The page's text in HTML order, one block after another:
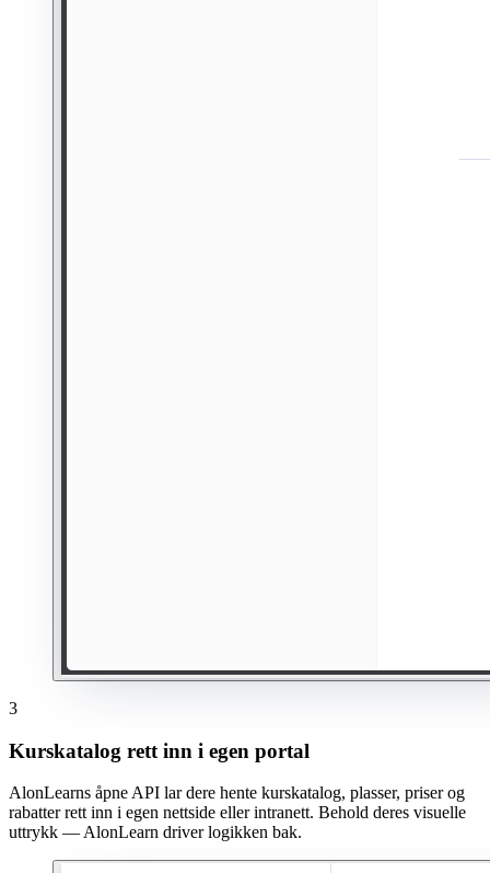
3
Kurskatalog rett inn i egen portal
AlonLearns åpne API lar dere hente kurskatalog, plasser, priser og
rabatter rett inn i egen nettside eller intranett. Behold deres visuelle
uttrykk — AlonLearn driver logikken bak.